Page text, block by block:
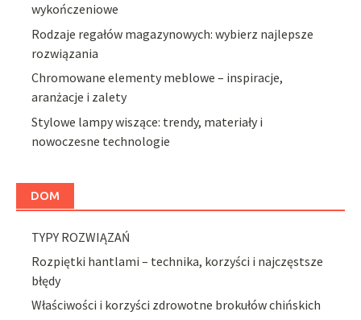
wykończeniowe
Rodzaje regałów magazynowych: wybierz najlepsze
rozwiązania
Chromowane elementy meblowe – inspiracje,
aranżacje i zalety
Stylowe lampy wiszące: trendy, materiały i
nowoczesne technologie
DOM
TYPY ROZWIĄZAŃ
Rozpiętki hantlami – technika, korzyści i najczęstsze
błędy
Właściwości i korzyści zdrowotne brokułów chińskich